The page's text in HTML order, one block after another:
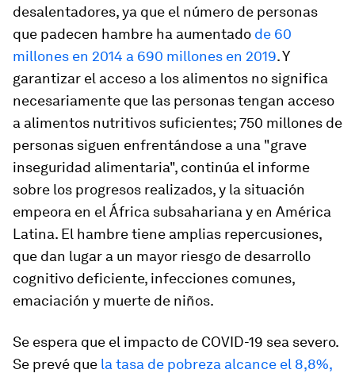
desalentadores, ya que el número de personas
que padecen hambre ha aumentado de 60
millones en 2014 a 690 millones en 2019. Y
garantizar el acceso a los alimentos no significa
necesariamente que las personas tengan acceso
a alimentos nutritivos suficientes; 750 millones de
personas siguen enfrentándose a una "grave
inseguridad alimentaria", continúa el informe
sobre los progresos realizados, y la situación
empeora en el África subsahariana y en América
Latina. El hambre tiene amplias repercusiones,
que dan lugar a un mayor riesgo de desarrollo
cognitivo deficiente, infecciones comunes,
emaciación y muerte de niños.
Se espera que el impacto de COVID-19 sea severo.
Se prevé que la tasa de pobreza alcance el 8,8%,